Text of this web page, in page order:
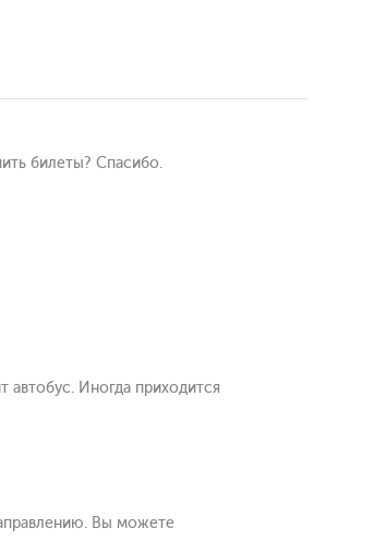
билеты? Спасибо.
Иногда приходится
Вы можете